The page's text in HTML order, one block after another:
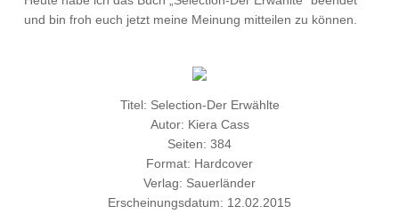
und bin froh euch jetzt meine Meinung mitteilen zu können.
Titel: Selection-Der Erwählte
Autor: Kiera Cass
Seiten: 384
Format: Hardcover
Verlag: Sauerländer
Erscheinungsdatum: 12.02.2015